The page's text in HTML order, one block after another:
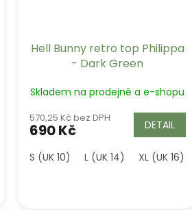
L (UK 14) XL (UK 16) 2XL (UK 18)
Hell Bunny retro top Philippa
- Dark Green
Skladem na prodejně a e-shopu
570,25 Kč bez DPH
690 Kč DETAIL
S (UK 10) L (UK 14) XL (UK 16)